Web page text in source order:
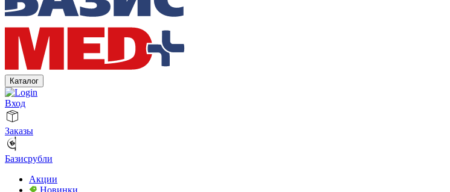
Каталог
Вход
Заказы
Базисрубли
Акции
Новинки